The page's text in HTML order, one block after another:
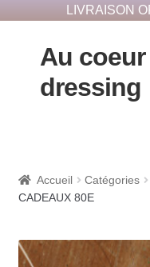
LIVRAISON
Au
dressing
Accueil Catégories
CADEAUX 80E